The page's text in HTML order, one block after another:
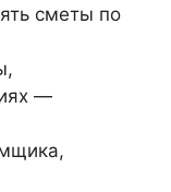
сметы по
—